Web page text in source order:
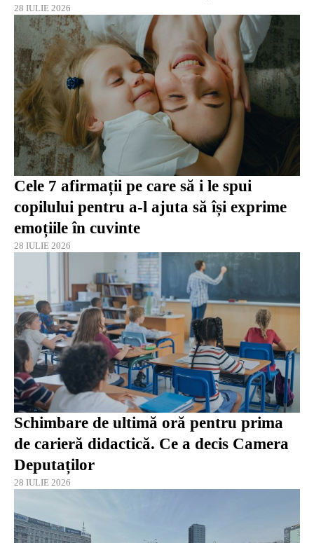
28 IULIE 2026
Cele 7 afirmații pe care să i le spui
copilului pentru a-l ajuta să își exprime
emoțiile în cuvinte
28 IULIE 2026
Schimbare de ultimă oră pentru prima
de carieră didactică. Ce a decis Camera
Deputaților
28 IULIE 2026